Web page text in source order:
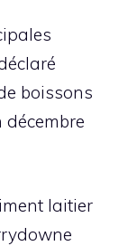
boissons
laitier